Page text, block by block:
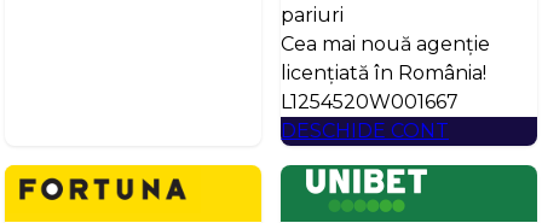
pariuri
Cea mai nouă agenție
licențiată în România!
L1254520W001667
DESCHIDE CONT